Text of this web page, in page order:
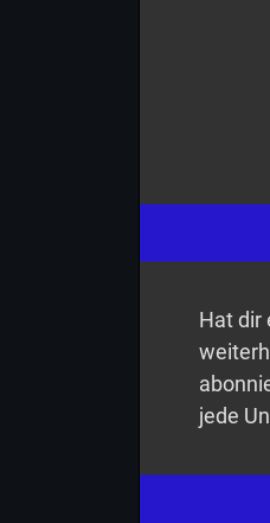
Hat dir
jede